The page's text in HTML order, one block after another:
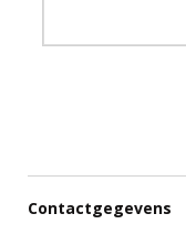
Contactgegevens